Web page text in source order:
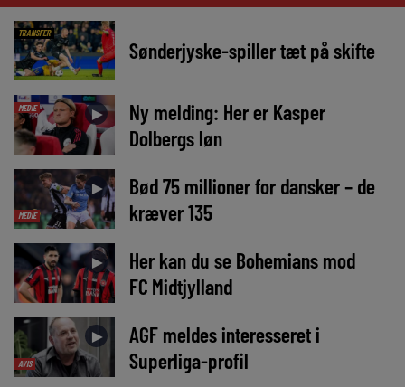
TRANSFER
Sønderjyske-spiller tæt på skifte
MEDIE ►
Ny melding: Her er Kasper
Dolbergs løn
MEDIE
►
Bød 75 millioner for dansker – de
kræver 135
►
Her kan du se Bohemians mod
FC Midtjylland
AVIS
►
AGF meldes interesseret i
Superliga-profil